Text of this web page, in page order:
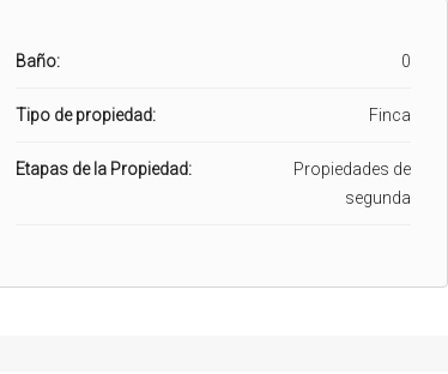
Baño: 0
Tipo de propiedad: Finca
Etapas de la Propiedad:
Propiedades de
segunda